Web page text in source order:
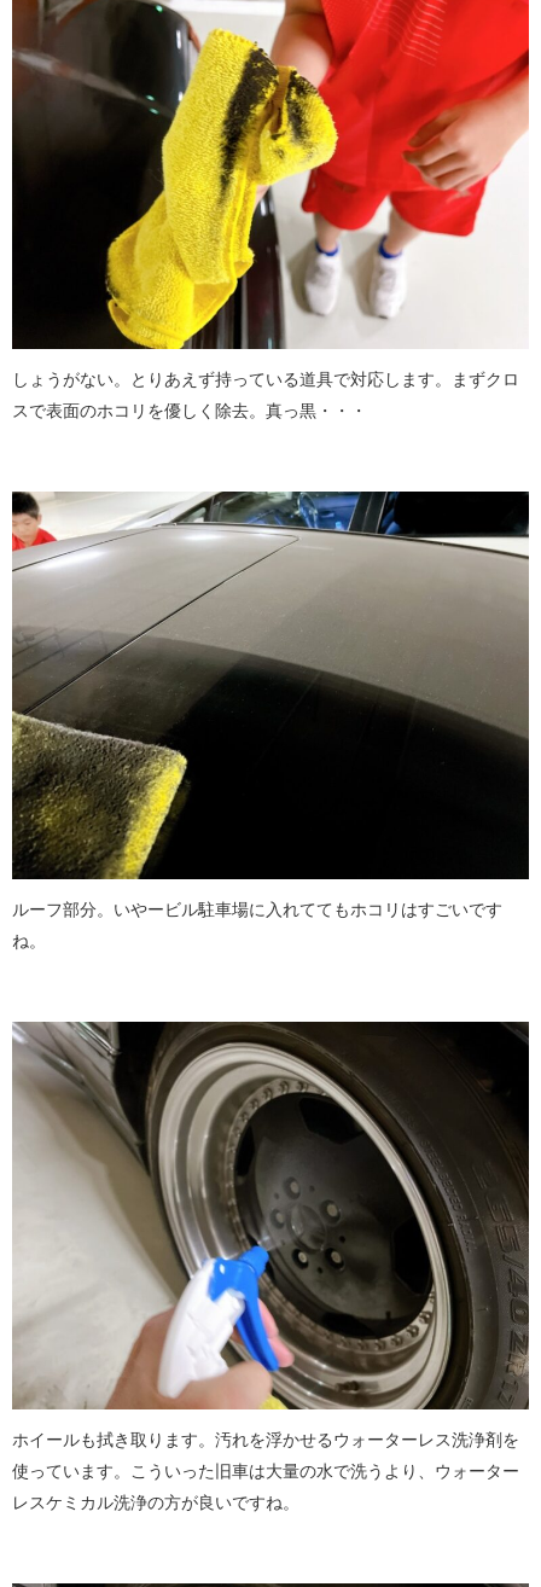
しょうがない。とりあえず持っている道具で対応します。まずクロ
スで表面のホコリを優しく除去。真っ黒・・・
ルーフ部分。いやービル駐車場に入れててもホコリはすごいです
ね。
ホイールも拭き取ります。汚れを浮かせるウォーターレス洗浄剤を
使っています。こういった旧車は大量の水で洗うより、ウォーター
レスケミカル洗浄の方が良いですね。